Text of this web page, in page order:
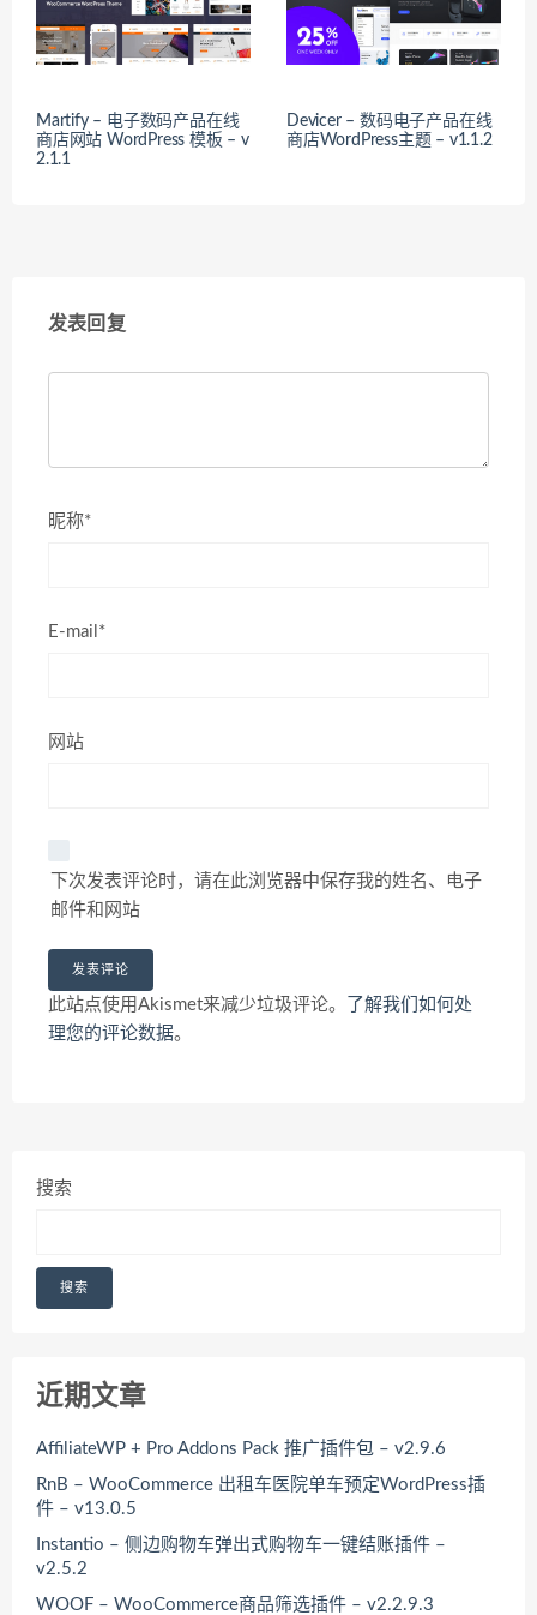
Martify – 电子数码产品在线
商店网站 WordPress 模板 – v
2.1.1
Devicer – 数码电子产品在线
商店WordPress主题 – v1.1.2
发表回复
昵称*
E-mail*
网站
下次发表评论时，请在此浏览器中保存我的姓名、电子
邮件和网站
此站点使用Akismet来减少垃圾评论。
了解我们如何处
理您的评论数据。
搜索
搜索
近期文章
AffiliateWP + Pro Addons Pack 推广插件包 – v2.9.6
RnB – WooCommerce 出租车医院单车预定WordPress插
件 – v13.0.5
Instantio – 侧边购物车弹出式购物车一键结账插件 –
v2.5.2
WOOF – WooCommerce商品筛选插件 – v2.2.9.3